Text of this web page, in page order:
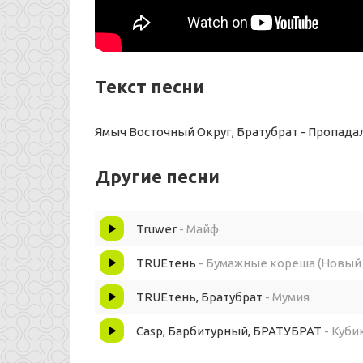
Текст песни
Ямыч Восточный Округ, Братубрат -
Другие песни
Truwer - Майф
TRUEтень - Бумажные кореша (Новый
TRUEтень, Братубрат - Мумия
Casp, Барбитурный, БРАТУБРАТ -